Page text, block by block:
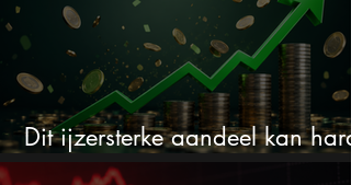
Dit ijzersterke aandeel kan hard
stijgen maar bijna niemand kijkt